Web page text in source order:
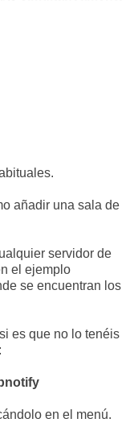
añadir una sala de
servidor de
el ejemplo
se encuentran los
es que no lo tenéis
en el menú.